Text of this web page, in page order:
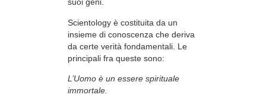
suoi geni.
Scientology è costituita da un
insieme di conoscenza che deriva
da certe verità fondamentali. Le
principali fra queste sono:
L’Uomo è un essere spirituale
immortale.